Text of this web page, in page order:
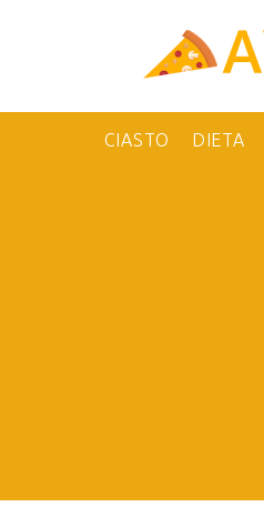
CIASTO DIETA